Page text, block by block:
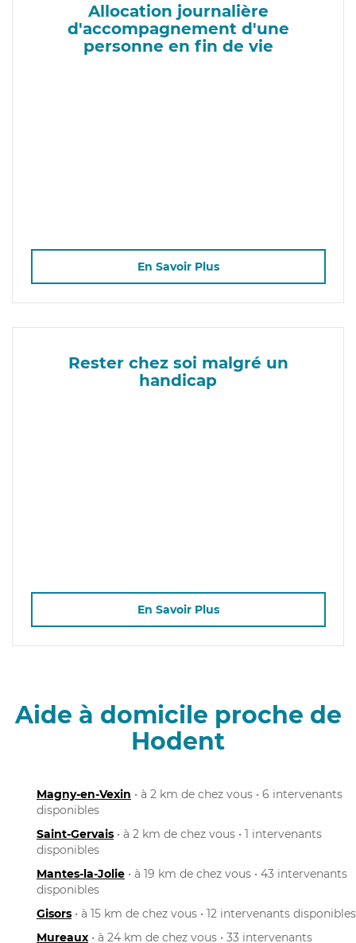
Allocation journalière
d'accompagnement d'une
personne en fin de vie
En Savoir Plus
Rester chez soi malgré un
handicap
En Savoir Plus
Aide à domicile proche de
Hodent
Magny-en-Vexin • à 2 km de chez vous • 6 intervenants
disponibles
Saint-Gervais • à 2 km de chez vous • 1 intervenants
disponibles
Mantes-la-Jolie • à 19 km de chez vous • 43 intervenants
disponibles
Gisors • à 15 km de chez vous • 12 intervenants disponibles
Mureaux • à 24 km de chez vous • 33 intervenants